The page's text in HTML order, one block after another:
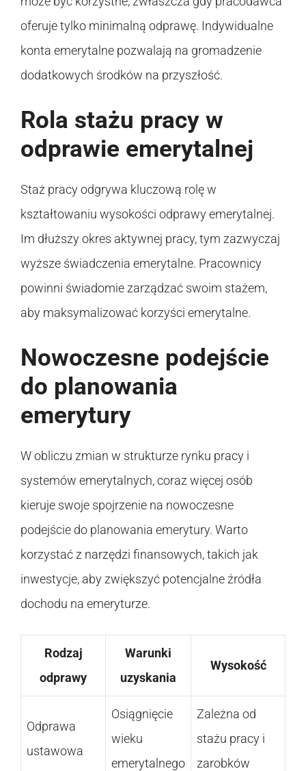
oferuje tylko minimalną odprawę. Indywidualne
konta emerytalne pozwalają na gromadzenie
dodatkowych środków na przyszłość.
Rola stażu pracy w
odprawie emerytalnej
Staż pracy odgrywa kluczową rolę w
kształtowaniu wysokości odprawy emerytalnej.
Im dłuższy okres aktywnej pracy, tym zazwyczaj
wyższe świadczenia emerytalne. Pracownicy
powinni świadomie zarządzać swoim stażem,
aby maksymalizować korzyści emerytalne.
Nowoczesne podejście
do planowania
emerytury
W obliczu zmian w strukturze rynku pracy i
systemów emerytalnych, coraz więcej osób
kieruje swoje spojrzenie na nowoczesne
podejście do planowania emerytury. Warto
korzystać z narzędzi finansowych, takich jak
inwestycje, aby zwiększyć potencjalne źródła
dochodu na emeryturze.
Rodzaj
odprawy
Warunki
uzyskania
Wysokość
Odprawa
ustawowa
Osiągnięcie
wieku
emerytalnego
Zależna od
stażu pracy i
zarobków